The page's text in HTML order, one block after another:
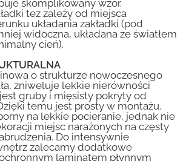
skomplikowany wzór.
tez zależy od miejsca
układania zakładki (pod
widoczna, układana ze światłem
cień).
o strukturze nowoczesnego
zniweluje lekkie nierówności
gruby i mięsisty pokryty od
temu jest prosty w montażu.
na lekkie pocieranie, jednak nie
miejsc narażonych na częsty
Do intensywnie
zalecamy dodatkowe
laminatem płynnym